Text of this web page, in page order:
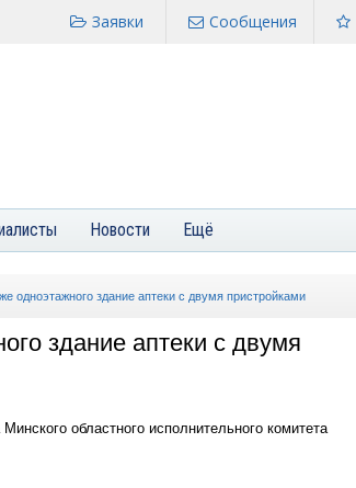
Сообщения
Заявки
Новости Ещё
одноэтажного здание аптеки с двумя пристройками
здание аптеки с двумя
областного исполнительного комитета